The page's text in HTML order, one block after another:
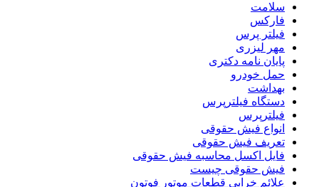
سلامت
فارکس
فیلتر پرس
مهر لیزری
پایان نامه دکتری
حمل خودرو
بهداشت
دستگاه فیلترپرس
فیلترپرس
انواع فیش حقوقی
تعریف فیش حقوقی
فایل اکسل محاسبه فیش حقوقی
فیش حقوقی چیست
علائم خرابی قطعات موتور فوتون